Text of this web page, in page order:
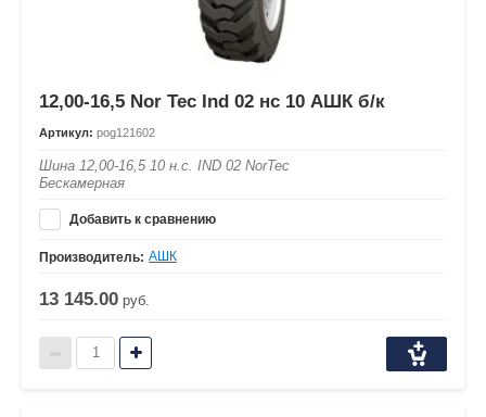
12,00-16,5 Nor Tec Ind 02 нс 10 АШК б/к
Артикул: pog121602
Шина 12,00-16,5 10 н.с. IND 02 NorTec
Бескамерная
Добавить к сравнению
Производитель: АШК
13 145.00 руб.